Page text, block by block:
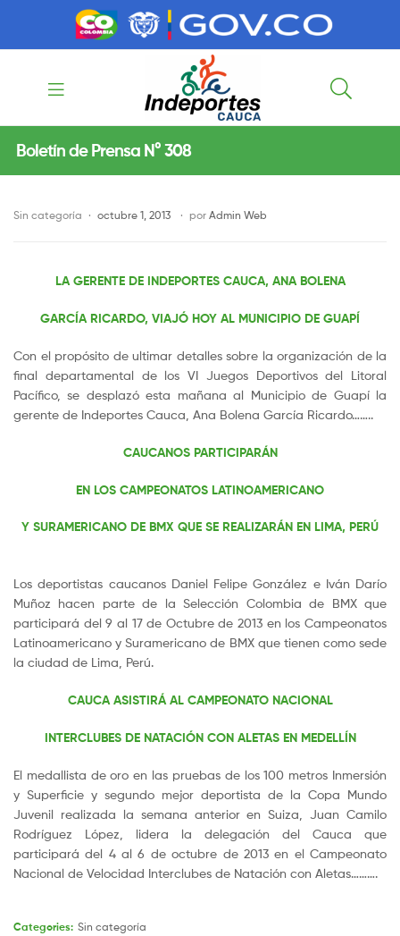
Indeportes
Cauca
Boletín de Prensa N° 308
Sin categoría octubre 1, 2013 por Admin Web
LA GERENTE DE INDEPORTES CAUCA, ANA BOLENA
GARCÍA RICARDO, VIAJÓ HOY AL MUNICIPIO DE GUAPÍ
Con el propósito de ultimar detalles sobre la organización de la
final departamental de los VI Juegos Deportivos del Litoral
Pacífico, se desplazó esta mañana al Municipio de Guapí la
gerente de Indeportes Cauca, Ana Bolena García Ricardo……..
CAUCANOS PARTICIPARÁN
EN LOS CAMPEONATOS LATINOAMERICANO
Y SURAMERICANO DE BMX QUE SE REALIZARÁN EN LIMA, PERÚ
Los deportistas caucanos Daniel Felipe González e Iván Darío
Muñoz hacen parte de la Selección Colombia de BMX que
participará del 9 al 17 de Octubre de 2013 en los Campeonatos
Latinoamericano y Suramericano de BMX que tienen como sede
la ciudad de Lima, Perú.
CAUCA ASISTIRÁ AL CAMPEONATO NACIONAL
INTERCLUBES DE NATACIÓN CON ALETAS EN MEDELLÍN
El medallista de oro en las pruebas de los 100 metros Inmersión
y Superficie y segundo mejor deportista de la Copa Mundo
Juvenil realizada la semana anterior en Suiza, Juan Camilo
Rodríguez López, lidera la delegación del Cauca que
participará del 4 al 6 de octubre de 2013 en el Campeonato
Nacional de Velocidad Interclubes de Natación con Aletas……….
Categories: Sin categoría